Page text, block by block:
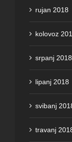
rujan 2018
kolovoz
srpanj 2018
lipanj 2018
svibanj
travanj